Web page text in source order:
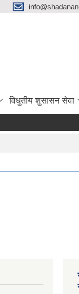
विधुतीय शुसासन सेवा